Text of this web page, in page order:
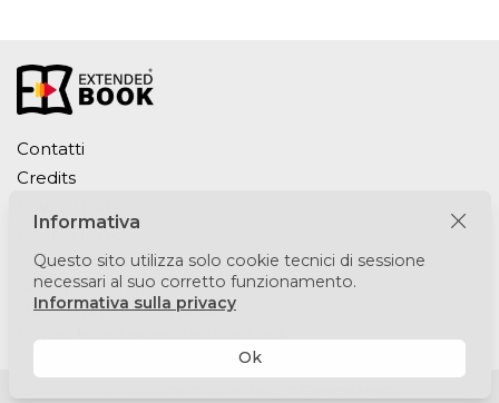
Contatti
Credits
Cookie Policy
Puntomedia srl
Via Lesmi 6 - 20123 Milano
Informativa
Questo sito utilizza solo cookie tecnici di sessione
necessari al suo corretto funzionamento.
Informativa sulla privacy
Ok